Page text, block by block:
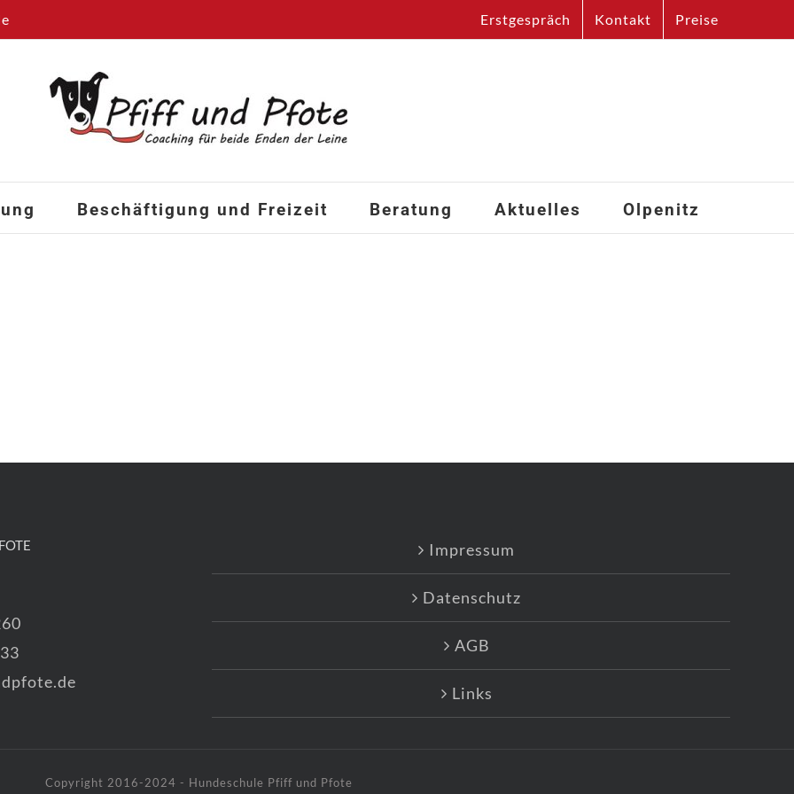
Erstgespräch Kontakt Preise
Beschäftigung und Freizeit Beratung Aktuelles Olpenitz
Impressum
Datenschutz
AGB
Links
Copyright 2016-2024 - Hundeschule Pfiff und Pfote